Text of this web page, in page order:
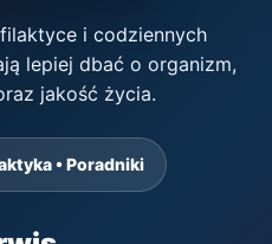
i codziennych
lepiej dbać o organizm,
jakość życia.
• Poradniki